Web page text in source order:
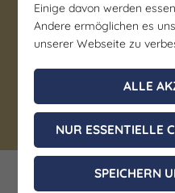
Gastgeber
Gasthof und
Einige davon werden
Andere ermöglichen es
unserer Webseite zu
ALLE
NUR ESSENTIELLE
SPEICHERN